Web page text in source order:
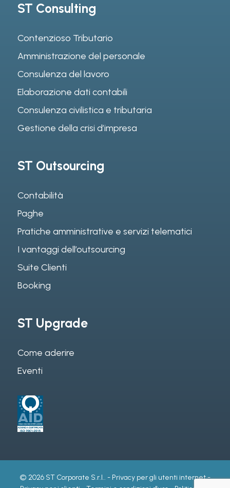
ST Consulting
Contenzioso Tributario
Amministrazione del personale
Consulenza del lavoro
Elaborazione dati contabili
Consulenza civilistica e tributaria
Gestione della crisi d’impresa
ST Outsourcing
Contabilità
Paghe
Pratiche amministrative e servizi telematici
I vantaggi dell’outsourcing
Suite Clienti
Booking
ST Upgrade
Come aderire
Eventi
© 2026 ST Corporate S.r.l.. - Privacy per gli utenti internet-